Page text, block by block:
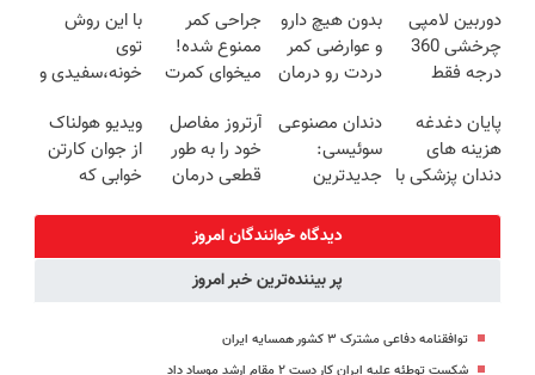
روزه ساخت!
«فرم پر کن»
دوربین لامپی
چرخشی 360
درجه فقط
🔥 پرداخت
درب منزل
بدون هیچ دارو
و عوارضی کمر
دردت رو درمان
(پرسش‌نامه)
جراحی کمر
ممنوع شده!
میخوای کمرت
درمان کنی؟
((پرسش‌نامه))
با این روش
توی
خونه،سفیدی و
برگردون
(40%off)
پایان دغدغه
هزینه های
دندان پزشکی با
دندان مصنوعی
سوئیسی:
جدیدترین
سبک و مقاوم |
پرداخت قسطی
آرتروز مفاصل
خود را به طور
قطعی درمان
◗پرسش‌نامه◖
ویدیو هولناک
از جوان کارتن
خوابی که
دیدگاه خوانندگان امروز
پر بیننده‌ترین خبر امروز
توافقنامه دفاعی مشترک ۳ کشور همسایه ایران
شکست توطئه علیه ایران کار دست ۲ مقام ارشد موساد داد